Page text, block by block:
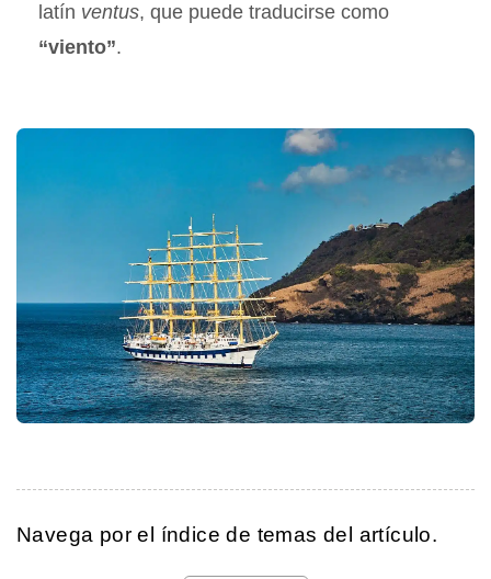
latín ventus, que puede traducirse como
“viento”.
Navega por el índice de temas del artículo.